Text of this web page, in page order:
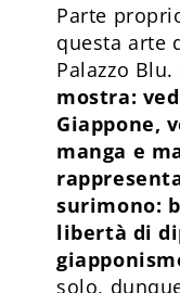
Parte
questa arte
Palazzo Blu.
mostra:
Giappone,
manga e
surimono:
libertà di
solo,